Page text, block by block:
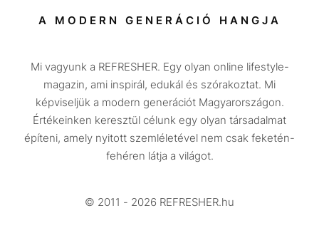
Társadalom
Utazás
Életmód
Design
Beszélgetések
Videó
A MODERN GENERÁCIÓ HANGJA
Mi vagyunk a REFRESHER. Egy olyan online lifestyle-
magazin, ami inspirál, edukál és szórakoztat. Mi
képviseljük a modern generációt Magyarországon.
Értékeinken keresztül célunk egy olyan társadalmat
építeni, amely nyitott szemléletével nem csak feketén-
fehéren látja a világot.
© 2011 - 2026 REFRESHER.hu